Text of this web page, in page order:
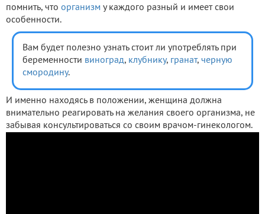
помнить, что организм у каждого разный и имеет свои
особенности.
Вам будет полезно узнать стоит ли употреблять при
беременности виноград, клубнику, гранат, черную
смородину.
И именно находясь в положении, женщина должна
внимательно реагировать на желания своего организма, не
забывая консультироваться со своим врачом-гинекологом.